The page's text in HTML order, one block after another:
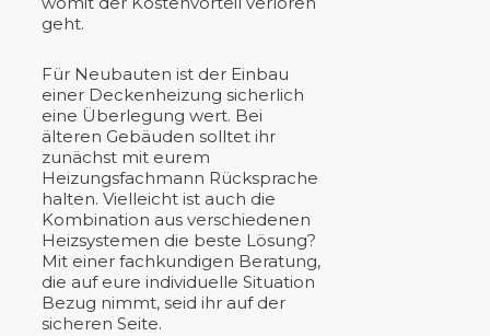
geht.
Für Neubauten ist der Einbau
einer Deckenheizung sicherlich
eine Überlegung wert. Bei
älteren Gebäuden solltet ihr
zunächst mit eurem
Heizungsfachmann Rücksprache
halten. Vielleicht ist auch die
Kombination aus verschiedenen
Heizsystemen die beste Lösung?
Mit einer fachkundigen Beratung,
die auf eure individuelle Situation
Bezug nimmt, seid ihr auf der
sicheren Seite.